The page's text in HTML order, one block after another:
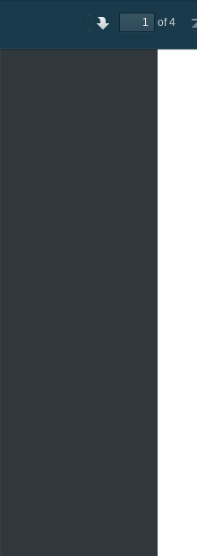
PreviousNext
of 4